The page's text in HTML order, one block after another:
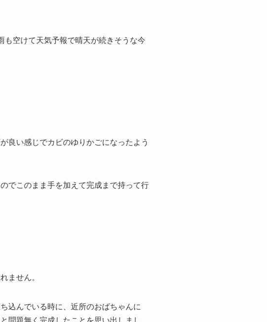
空けて天気予報で晴天が続きそうな今
良い感じでカビのゆりかごになったよう
でこのまま手を加えて完成まで持って行
ません。
込んでいる時に、近所のおばちゃんに
問題無く完成したことを思い出しまし